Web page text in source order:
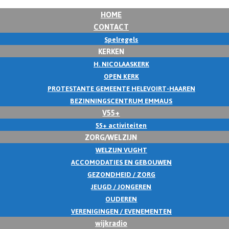
HOME
CONTACT
Spelregels
KERKEN
H. NICOLAASKERK
OPEN KERK
PROTESTANTE GEMEENTE HELEVOIRT-HAAREN
BEZINNINGSCENTRUM EMMAUS
V55+
55+ activiteiten
ZORG/WELZIJN
WELZIJN VUGHT
ACCOMODATIES EN GEBOUWEN
GEZONDHEID / ZORG
JEUGD / JONGEREN
OUDEREN
VERENIGINGEN / EVENEMENTEN
wijkradio